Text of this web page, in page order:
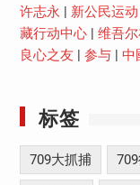
许志永 | 新公民运动
藏行动中心| 维吾
良心之友 | 参与| 中
标签
709大抓捕